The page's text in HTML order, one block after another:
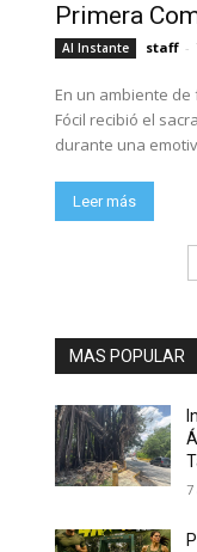
Primera
Al Instante staff -
En un ambiente de
Fócil recibió el
durante una
Leer más
MAS POPULAR
7